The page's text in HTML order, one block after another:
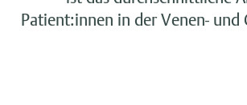
Patient:innen in der Venen- und